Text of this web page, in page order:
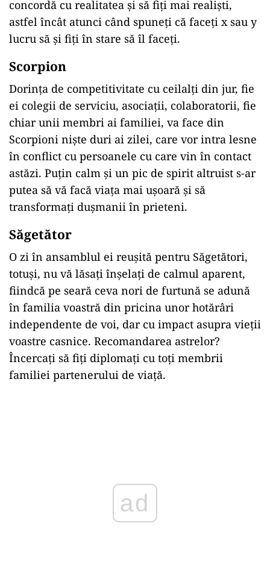
concordă cu realitatea și să fiți mai realiști,
astfel încât atunci când spuneți că faceți x sau y
lucru să și fiți în stare să îl faceți.
Scorpion
Dorința de competitivitate cu ceilalți din jur, fie
ei colegii de serviciu, asociații, colaboratorii, fie
chiar unii membri ai familiei, va face din
Scorpioni niște duri ai zilei, care vor intra lesne
în conflict cu persoanele cu care vin în contact
astăzi. Puțin calm și un pic de spirit altruist s-ar
putea să vă facă viața mai ușoară și să
transformați dușmanii în prieteni.
Săgetător
O zi în ansamblul ei reușită pentru Săgetători,
totuși, nu vă lăsați înșelați de calmul aparent,
fiindcă pe seară ceva nori de furtună se adună
în familia voastră din pricina unor hotărâri
independente de voi, dar cu impact asupra vieții
voastre casnice. Recomandarea astrelor?
Încercați să fiți diplomați cu toți membrii
familiei partenerului de viață.
ad